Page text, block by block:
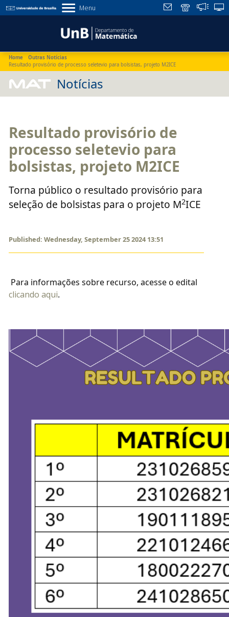
Menu
Home
Outras Notícias
Resultado provisório de processo seletevio para bolsistas, projeto M2ICE
MAT Notícias
Resultado provisório de
processo seletevio para
bolsistas, projeto M2ICE
Torna público o resultado provisório para
seleção de bolsistas para o projeto M2ICE
Published: Wednesday, September 25 2024 13:51
Para informações sobre recurso, acesse o edital
clicando aqui.